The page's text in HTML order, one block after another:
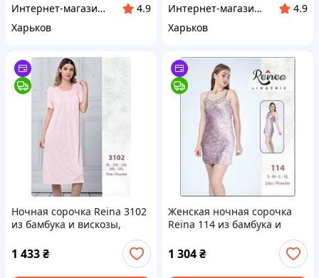
Интернет-магазин "Sweet Home"
4.9
Харьков
Интернет-магазин "Sweet Home"
4.9
Харьков
Ночная сорочка Reina 3102
из бамбука и вискозы,
размеры XL-XXXL розовый,
XL 50-52
1 433₴
Женская ночная сорочка
Reina 114 из бамбука и
вискозы, Турция M 46-48,
лиловый
1 304₴